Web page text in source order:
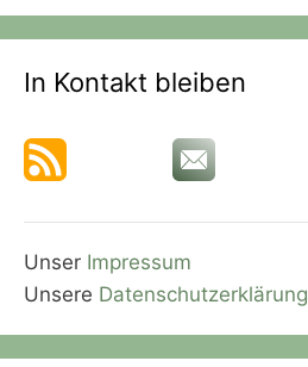
In Kontakt bleiben
Unser Impressum
Unsere Datenschutzerklärung